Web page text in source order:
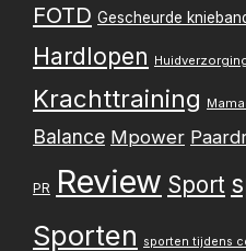
FOTD Gescheurde
Hardlopen
Krachttraining
Balance Mpower
PR Review Sport
Sporten sporten tijdens